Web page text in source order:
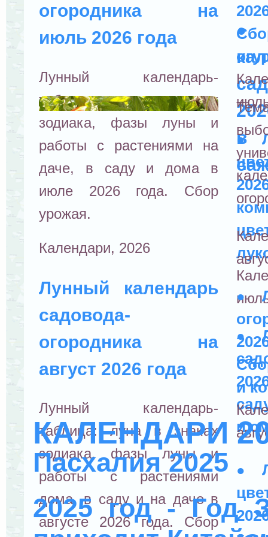
в
огородника на
июль 2026 года
Лунный календарь-
таблица: луна в знаках
зодиака, фазы луны и
работы с растениями на
даче, в саду и дома в
июле 2026 года. Сбор
урожая.
●
●
и
Календари, 2026
Лунный календарь
садовода-
огородника на
август 2026 года
Лунный календарь-
таблица: луна в знаках
зодиака, фазы луны и
работы с растениями
дома, в саду и на даче в
августе 2026 года. Сбор
●
и
●
КАЛЕНДАРИ
Пасхалия 2025
2025 год - Год